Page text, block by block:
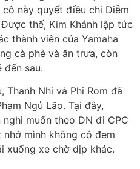
này quyết điều chi Diễm
thế, Kim Khánh lập tức
thành viên của Yamaha
cà phê và ăn trưa, còn
đến sau.
Thanh Nhi và Phi Rom đã
Ngủ Lão. Tại đây,
muốn theo DN đi CPC
mình không có đem
xuống xe chờ dịp khác.